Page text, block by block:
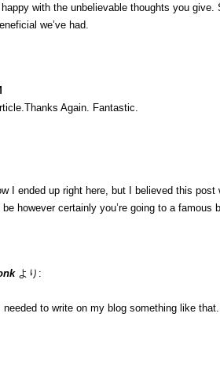
with the unbelievable thoughts you
we’ve had.
Again. Fantastic.
I ended up right here, but I believed this post
however certainly you’re going to a famous
より:
to write on my blog something like